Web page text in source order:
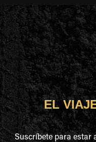
EL
Suscríbete para estar